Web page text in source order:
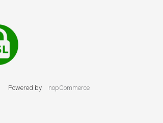
Powered by nopCommerce